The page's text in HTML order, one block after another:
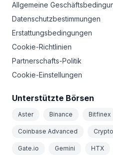
Allgemeine
Datenschutzbestimmungen
Erstattungsbedingungen
Cookie-Richtlinien
Partnerschafts-Politik
Cookie-Einstellungen
Unterstützte Börsen
Aster Binance Bitfinex
Coinbase Advanced
Gate.io Gemini HTX